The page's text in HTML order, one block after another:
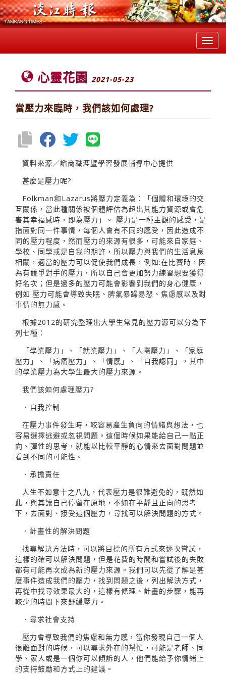
心靈花園 2021-05-23
當壓力來臨時，我們該如何處理?
資料來源／諮商職涯暨學習發展輔導中心提供
甚麼是壓力呢?
Folkman和Lazarus將壓力定義為：「個體和環境的交
互關係，當此種關係被個體評估為超出其能力資源或會危
害其幸福感時，即為壓力」。 壓力是一種主觀的感受，是
指面對同一件事情，每個人會有不同的感受，因此造成不
同的壓力程度，然而壓力的來源有很多，可能來自家庭、
學校、同學或是自我的期許，所以壓力與我們的生活息息
相關，適當的壓力可以促使我們成長，例如:在比賽時，因
為有競爭對手的壓力，所以自己會更加努力練習想要獲得
好名次；但是過多的壓力可能會影響到我們的身心健康，
例如:壓力可能會導致失眠、脾氣暴躁易怒、焦慮感以及對
事情的無力感。
根據2012的研究整理出大學生常見的壓力源可以分為下
列七種：
「學業壓力」、「就業壓力」、「人際壓力」、「家庭
壓力」、「病痛壓力」、「情感」、「自我認同」，其中
的學業壓力為大學生最大的壓力來源。
我們該如何處理壓力?
．自我控制
在壓力事件發生時，較容易產生負向的情緒與想法，也
容易選擇逃避或忽視問題。這個時候如果能給自己一點正
向、彈性的思考，就能以比較平靜的心情來去面對問題並
看到不同的可能性。
．承擔責任
人生不如意十之八九，代表壓力是很難避免的，既然如
此，與其讓自己停留在原地，不如在平靜且正向的思考
下，去面對、接受這個壓力，尋找可以解決問題的方式。
．計畫性的解決問題
找尋解決方法時，可以將目標的所有方式來逐次嘗試，
這樣的確可以解決問題，但是花費的時間和嘗試後的失敗
都有可能再次成為新的壓力來源。我們可以先從了解是甚
麼事件造成我們的壓力，找到問題之後，列出解決方式，
再從中找尋效果最大的，這樣有條理、計畫的步驟，能再
較少的時間下來舒緩壓力。
．尋求社會支持
壓力會導致我們的焦慮和無力感，當你發現自己一個人
很難面對的時候，可以尋求外在的幫忙，可能是老師、同
學、家人或是一個你可以傾訴的人，他們能給予你情緒上
的支持鼓勵和方式上的建議。